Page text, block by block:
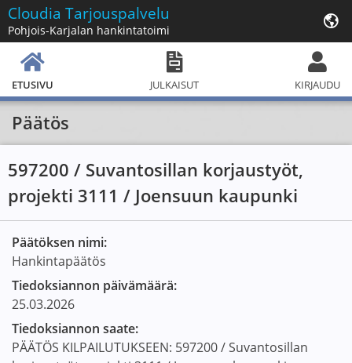
Cloudia Tarjouspalvelu
Pohjois-Karjalan hankintatoimi
ETUSIVU JULKAISUT KIRJAUDU
Päätös
597200 / Suvantosillan korjaustyöt,
projekti 3111 / Joensuun kaupunki
Päätöksen nimi:
Hankintapäätös
Tiedoksiannon päivämäärä:
25.03.2026
Tiedoksiannon saate:
PÄÄTÖS KILPAILUTUKSEEN: 597200 / Suvantosillan